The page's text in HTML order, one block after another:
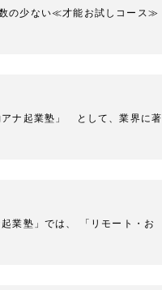
の少ない≪才能お試しコース≫
ナ起業塾」 として、業界に著
業塾」では、 「リモート・お